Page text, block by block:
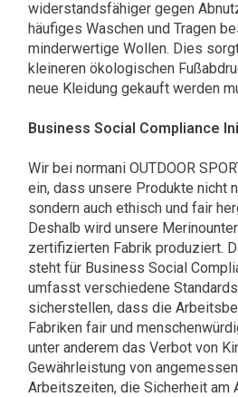
widerstandsfähiger gegen
häufiges Waschen und Tragen
minderwertige Wollen. Dies
kleineren ökologischen
neue Kleidung gekauft werden
Business Social Compliance
Wir bei normani OUTDOOR
ein, dass unsere Produkte nicht
sondern auch ethisch und fair
Deshalb wird unsere
zertifizierten Fabrik produziert.
steht für Business Social
umfasst verschiedene
sicherstellen, dass die
Fabriken fair und
unter anderem das Verbot von
Gewährleistung von
Arbeitszeiten, die Sicherheit am